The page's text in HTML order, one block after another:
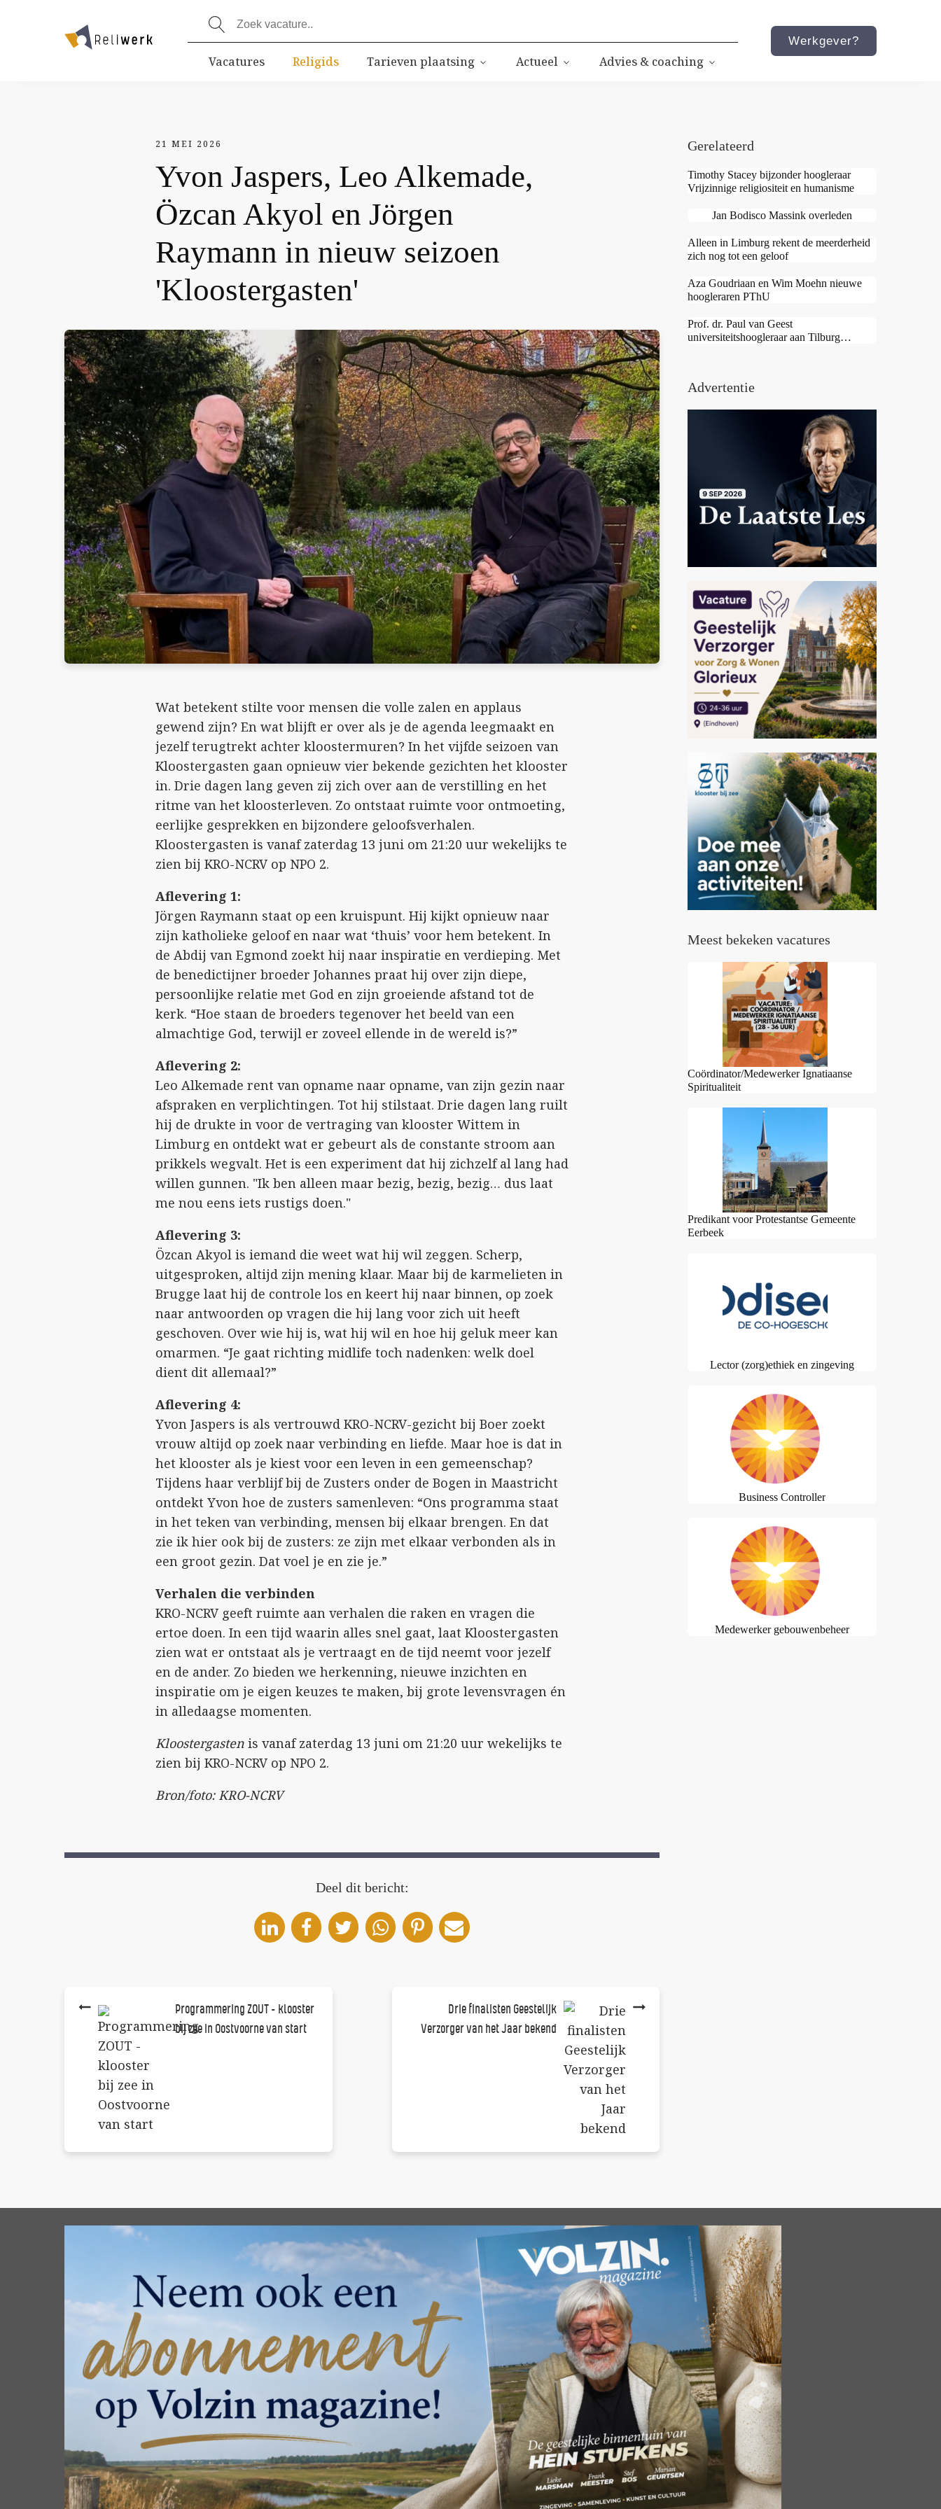
Vacatures Religids Tarieven plaatsing Actueel Advies & coaching
Werkgever?
21 MEI 2026
Yvon Jaspers, Leo Alkemade,
Özcan Akyol en Jörgen
Raymann in nieuw seizoen
'Kloostergasten'
Wat betekent stilte voor mensen die volle zalen en applaus
gewend zijn? En wat blijft er over als je de agenda leegmaakt en
jezelf terugtrekt achter kloostermuren? In het vijfde seizoen van
Kloostergasten gaan opnieuw vier bekende gezichten het klooster
in. Drie dagen lang geven zij zich over aan de verstilling en het
ritme van het kloosterleven. Zo ontstaat ruimte voor ontmoeting,
eerlijke gesprekken en bijzondere geloofsverhalen.
Kloostergasten is vanaf zaterdag 13 juni om 21:20 uur wekelijks te
zien bij KRO-NCRV op NPO 2.
Aflevering 1:
Jörgen Raymann staat op een kruispunt. Hij kijkt opnieuw naar
zijn katholieke geloof en naar wat ‘thuis’ voor hem betekent. In
de Abdij van Egmond zoekt hij naar inspiratie en verdieping. Met
de benedictijner broeder Johannes praat hij over zijn diepe,
persoonlijke relatie met God en zijn groeiende afstand tot de
kerk. “Hoe staan de broeders tegenover het beeld van een
almachtige God, terwijl er zoveel ellende in de wereld is?”
Aflevering 2:
Leo Alkemade rent van opname naar opname, van zijn gezin naar
afspraken en verplichtingen. Tot hij stilstaat. Drie dagen lang ruilt
hij de drukte in voor de vertraging van klooster Wittem in
Limburg en ontdekt wat er gebeurt als de constante stroom aan
prikkels wegvalt. Het is een experiment dat hij zichzelf al lang had
willen gunnen. "Ik ben alleen maar bezig, bezig, bezig… dus laat
me nou eens iets rustigs doen."
Aflevering 3:
Özcan Akyol is iemand die weet wat hij wil zeggen. Scherp,
uitgesproken, altijd zijn mening klaar. Maar bij de karmelieten in
Brugge laat hij de controle los en keert hij naar binnen, op zoek
naar antwoorden op vragen die hij lang voor zich uit heeft
geschoven. Over wie hij is, wat hij wil en hoe hij geluk meer kan
omarmen. “Je gaat richting midlife toch nadenken: welk doel
dient dit allemaal?”
Aflevering 4:
Yvon Jaspers is als vertrouwd KRO-NCRV-gezicht bij Boer zoekt
vrouw altijd op zoek naar verbinding en liefde. Maar hoe is dat in
het klooster als je kiest voor een leven in een gemeenschap?
Tijdens haar verblijf bij de Zusters onder de Bogen in Maastricht
ontdekt Yvon hoe de zusters samenleven: “Ons programma staat
in het teken van verbinding, mensen bij elkaar brengen. En dat
zie ik hier ook bij de zusters: ze zijn met elkaar verbonden als in
een groot gezin. Dat voel je en zie je.”
Verhalen die verbinden
KRO-NCRV geeft ruimte aan verhalen die raken en vragen die
ertoe doen. In een tijd waarin alles snel gaat, laat Kloostergasten
zien wat er ontstaat als je vertraagt en de tijd neemt voor jezelf
en de ander. Zo bieden we herkenning, nieuwe inzichten en
inspiratie om je eigen keuzes te maken, bij grote levensvragen én
in alledaagse momenten.
Kloostergasten is vanaf zaterdag 13 juni om 21:20 uur wekelijks te
zien bij KRO-NCRV op NPO 2.
Bron/foto: KRO-NCRV
Deel dit bericht:
Programmering ZOUT - klooster
bij zee in Oostvoorne van start
Drie finalisten Geestelijk
Verzorger van het Jaar bekend
Gerelateerd
Timothy Stacey bijzonder hoogleraar
Vrijzinnige religiositeit en humanisme
Jan Bodisco Massink overleden
Alleen in Limburg rekent de meerderheid
zich nog tot een geloof
Aza Goudriaan en Wim Moehn nieuwe
hoogleraren PThU
Prof. dr. Paul van Geest
universiteitshoogleraar aan Tilburg
Advertentie
Meest bekeken vacatures
Coördinator/Medewerker Ignatiaanse
Spiritualiteit
Predikant voor Protestantse Gemeente
Eerbeek
Lector (zorg)ethiek en zingeving
Business Controller
Medewerker gebouwenbeheer